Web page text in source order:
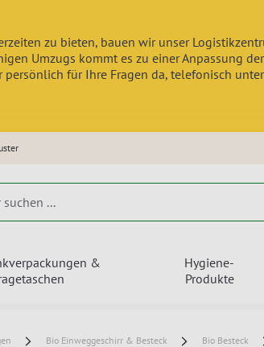
zu bieten, bauen wir unser
Umzugs kommt es zu einer Anpassung
für Ihre Fragen da, telefonisch unter
&
Hygiene-
Produkte
Bio Einweggeschirr & Besteck Bio Besteck